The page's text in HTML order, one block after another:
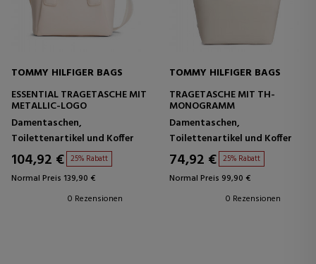
TOMMY HILFIGER BAGS
ESSENTIAL TRAGETASCHE MIT
METALLIC-LOGO
Damentaschen,
Toilettenartikel und Koffer
104,92 € 25% Rabatt
Normal Preis 139,90 €
0 Rezensionen
TOMMY HILFIGER BAGS
TRAGETASCHE MIT TH-
MONOGRAMM
Damentaschen,
Toilettenartikel und Koffer
74,92 € 25% Rabatt
Normal Preis 99,90 €
0 Rezensionen